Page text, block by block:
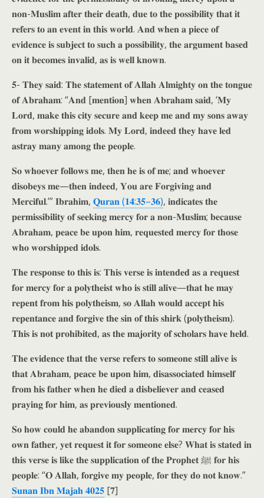
𝐧𝐨𝐧-𝐌𝐮𝐬𝐥𝐢𝐦 𝐚𝐟𝐭𝐞𝐫 𝐭𝐡𝐞𝐢𝐫 𝐝𝐞𝐚𝐭𝐡, 𝐝𝐮𝐞 𝐭𝐨 𝐭𝐡𝐞 𝐩𝐨𝐬𝐬𝐢𝐛𝐢𝐥𝐢𝐭𝐲 𝐭𝐡𝐚𝐭 𝐢𝐭
𝐫𝐞𝐟𝐞𝐫𝐬 𝐭𝐨 𝐚𝐧 𝐞𝐯𝐞𝐧𝐭 𝐢𝐧 𝐭𝐡𝐢𝐬 𝐰𝐨𝐫𝐥𝐝. 𝐀𝐧𝐝 𝐰𝐡𝐞𝐧 𝐚 𝐩𝐢𝐞𝐜𝐞 𝐨𝐟
𝐞𝐯𝐢𝐝𝐞𝐧𝐜𝐞 𝐢𝐬 𝐬𝐮𝐛𝐣𝐞𝐜𝐭 𝐭𝐨 𝐬𝐮𝐜𝐡 𝐚 𝐩𝐨𝐬𝐬𝐢𝐛𝐢𝐥𝐢𝐭𝐲, 𝐭𝐡𝐞 𝐚𝐫𝐠𝐮𝐦𝐞𝐧𝐭 𝐛𝐚𝐬𝐞𝐝
𝐨𝐧 𝐢𝐭 𝐛𝐞𝐜𝐨𝐦𝐞𝐬 𝐢𝐧𝐯𝐚𝐥𝐢𝐝, 𝐚𝐬 𝐢𝐬 𝐰𝐞𝐥𝐥 𝐤𝐧𝐨𝐰𝐧.
𝟓- 𝐓𝐡𝐞𝐲 𝐬𝐚𝐢𝐝: 𝐓𝐡𝐞 𝐬𝐭𝐚𝐭𝐞𝐦𝐞𝐧𝐭 𝐨𝐟 𝐀𝐥𝐥𝐚𝐡 𝐀𝐥𝐦𝐢𝐠𝐡𝐭𝐲 𝐨𝐧 𝐭𝐡𝐞 𝐭𝐨𝐧𝐠𝐮𝐞
𝐨𝐟 𝐀𝐛𝐫𝐚𝐡𝐚𝐦: “𝐀𝐧𝐝 [𝐦𝐞𝐧𝐭𝐢𝐨𝐧] 𝐰𝐡𝐞𝐧 𝐀𝐛𝐫𝐚𝐡𝐚𝐦 𝐬𝐚𝐢𝐝, ‘𝐌𝐲
𝐋𝐨𝐫𝐝, 𝐦𝐚𝐤𝐞 𝐭𝐡𝐢𝐬 𝐜𝐢𝐭𝐲 𝐬𝐞𝐜𝐮𝐫𝐞 𝐚𝐧𝐝 𝐤𝐞𝐞𝐩 𝐦𝐞 𝐚𝐧𝐝 𝐦𝐲 𝐬𝐨𝐧𝐬 𝐚𝐰𝐚𝐲
𝐟𝐫𝐨𝐦 𝐰𝐨𝐫𝐬𝐡𝐢𝐩𝐩𝐢𝐧𝐠 𝐢𝐝𝐨𝐥𝐬. 𝐌𝐲 𝐋𝐨𝐫𝐝, 𝐢𝐧𝐝𝐞𝐞𝐝 𝐭𝐡𝐞𝐲 𝐡𝐚𝐯𝐞 𝐥𝐞𝐝
𝐚𝐬𝐭𝐫𝐚𝐲 𝐦𝐚𝐧𝐲 𝐚𝐦𝐨𝐧𝐠 𝐭𝐡𝐞 𝐩𝐞𝐨𝐩𝐥𝐞.
𝐒𝐨 𝐰𝐡𝐨𝐞𝐯𝐞𝐫 𝐟𝐨𝐥𝐥𝐨𝐰𝐬 𝐦𝐞, 𝐭𝐡𝐞𝐧 𝐡𝐞 𝐢𝐬 𝐨𝐟 𝐦𝐞; 𝐚𝐧𝐝 𝐰𝐡𝐨𝐞𝐯𝐞𝐫
𝐝𝐢𝐬𝐨𝐛𝐞𝐲𝐬 𝐦𝐞—𝐭𝐡𝐞𝐧 𝐢𝐧𝐝𝐞𝐞𝐝, 𝐘𝐨𝐮 𝐚𝐫𝐞 𝐅𝐨𝐫𝐠𝐢𝐯𝐢𝐧𝐠 𝐚𝐧𝐝
𝐌𝐞𝐫𝐜𝐢𝐟𝐮𝐥.’” 𝐈𝐛𝐫𝐚𝐡𝐢𝐦, 𝐐𝐮𝐫𝐚𝐧 (𝟏𝟒:𝟑𝟓–𝟑𝟔), 𝐢𝐧𝐝𝐢𝐜𝐚𝐭𝐞𝐬 𝐭𝐡𝐞
𝐩𝐞𝐫𝐦𝐢𝐬𝐬𝐢𝐛𝐢𝐥𝐢𝐭𝐲 𝐨𝐟 𝐬𝐞𝐞𝐤𝐢𝐧𝐠 𝐦𝐞𝐫𝐜𝐲 𝐟𝐨𝐫 𝐚 𝐧𝐨𝐧-𝐌𝐮𝐬𝐥𝐢𝐦; 𝐛𝐞𝐜𝐚𝐮𝐬𝐞
𝐀𝐛𝐫𝐚𝐡𝐚𝐦, 𝐩𝐞𝐚𝐜𝐞 𝐛𝐞 𝐮𝐩𝐨𝐧 𝐡𝐢𝐦, 𝐫𝐞𝐪𝐮𝐞𝐬𝐭𝐞𝐝 𝐦𝐞𝐫𝐜𝐲 𝐟𝐨𝐫 𝐭𝐡𝐨𝐬𝐞
𝐰𝐡𝐨 𝐰𝐨𝐫𝐬𝐡𝐢𝐩𝐩𝐞𝐝 𝐢𝐝𝐨𝐥𝐬.
𝐓𝐡𝐞 𝐫𝐞𝐬𝐩𝐨𝐧𝐬𝐞 𝐭𝐨 𝐭𝐡𝐢𝐬 𝐢𝐬: 𝐓𝐡𝐢𝐬 𝐯𝐞𝐫𝐬𝐞 𝐢𝐬 𝐢𝐧𝐭𝐞𝐧𝐝𝐞𝐝 𝐚𝐬 𝐚 𝐫𝐞𝐪𝐮𝐞𝐬𝐭
𝐟𝐨𝐫 𝐦𝐞𝐫𝐜𝐲 𝐟𝐨𝐫 𝐚 𝐩𝐨𝐥𝐲𝐭𝐡𝐞𝐢𝐬𝐭 𝐰𝐡𝐨 𝐢𝐬 𝐬𝐭𝐢𝐥𝐥 𝐚𝐥𝐢𝐯𝐞—𝐭𝐡𝐚𝐭 𝐡𝐞 𝐦𝐚𝐲
𝐫𝐞𝐩𝐞𝐧𝐭 𝐟𝐫𝐨𝐦 𝐡𝐢𝐬 𝐩𝐨𝐥𝐲𝐭𝐡𝐞𝐢𝐬𝐦, 𝐬𝐨 𝐀𝐥𝐥𝐚𝐡 𝐰𝐨𝐮𝐥𝐝 𝐚𝐜𝐜𝐞𝐩𝐭 𝐡𝐢𝐬
𝐫𝐞𝐩𝐞𝐧𝐭𝐚𝐧𝐜𝐞 𝐚𝐧𝐝 𝐟𝐨𝐫𝐠𝐢𝐯𝐞 𝐭𝐡𝐞 𝐬𝐢𝐧 𝐨𝐟 𝐭𝐡𝐢𝐬 𝐬𝐡𝐢𝐫𝐤 (𝐩𝐨𝐥𝐲𝐭𝐡𝐞𝐢𝐬𝐦).
𝐓𝐡𝐢𝐬 𝐢𝐬 𝐧𝐨𝐭 𝐩𝐫𝐨𝐡𝐢𝐛𝐢𝐭𝐞𝐝, 𝐚𝐬 𝐭𝐡𝐞 𝐦𝐚𝐣𝐨𝐫𝐢𝐭𝐲 𝐨𝐟 𝐬𝐜𝐡𝐨𝐥𝐚𝐫𝐬 𝐡𝐚𝐯𝐞 𝐡𝐞𝐥𝐝.
𝐓𝐡𝐞 𝐞𝐯𝐢𝐝𝐞𝐧𝐜𝐞 𝐭𝐡𝐚𝐭 𝐭𝐡𝐞 𝐯𝐞𝐫𝐬𝐞 𝐫𝐞𝐟𝐞𝐫𝐬 𝐭𝐨 𝐬𝐨𝐦𝐞𝐨𝐧𝐞 𝐬𝐭𝐢𝐥𝐥 𝐚𝐥𝐢𝐯𝐞 𝐢𝐬
𝐭𝐡𝐚𝐭 𝐀𝐛𝐫𝐚𝐡𝐚𝐦, 𝐩𝐞𝐚𝐜𝐞 𝐛𝐞 𝐮𝐩𝐨𝐧 𝐡𝐢𝐦, 𝐝𝐢𝐬𝐚𝐬𝐬𝐨𝐜𝐢𝐚𝐭𝐞𝐝 𝐡𝐢𝐦𝐬𝐞𝐥𝐟
𝐟𝐫𝐨𝐦 𝐡𝐢𝐬 𝐟𝐚𝐭𝐡𝐞𝐫 𝐰𝐡𝐞𝐧 𝐡𝐞 𝐝𝐢𝐞𝐝 𝐚 𝐝𝐢𝐬𝐛𝐞𝐥𝐢𝐞𝐯𝐞𝐫 𝐚𝐧𝐝 𝐜𝐞𝐚𝐬𝐞𝐝
𝐩𝐫𝐚𝐲𝐢𝐧𝐠 𝐟𝐨𝐫 𝐡𝐢𝐦, 𝐚𝐬 𝐩𝐫𝐞𝐯𝐢𝐨𝐮𝐬𝐥𝐲 𝐦𝐞𝐧𝐭𝐢𝐨𝐧𝐞𝐝.
𝐒𝐨 𝐡𝐨𝐰 𝐜𝐨𝐮𝐥𝐝 𝐡𝐞 𝐚𝐛𝐚𝐧𝐝𝐨𝐧 𝐬𝐮𝐩𝐩𝐥𝐢𝐜𝐚𝐭𝐢𝐧𝐠 𝐟𝐨𝐫 𝐦𝐞𝐫𝐜𝐲 𝐟𝐨𝐫 𝐡𝐢𝐬
𝐨𝐰𝐧 𝐟𝐚𝐭𝐡𝐞𝐫, 𝐲𝐞𝐭 𝐫𝐞𝐪𝐮𝐞𝐬𝐭 𝐢𝐭 𝐟𝐨𝐫 𝐬𝐨𝐦𝐞𝐨𝐧𝐞 𝐞𝐥𝐬𝐞? 𝐖𝐡𝐚𝐭 𝐢𝐬 𝐬𝐭𝐚𝐭𝐞𝐝 𝐢𝐧
𝐭𝐡𝐢𝐬 𝐯𝐞𝐫𝐬𝐞 𝐢𝐬 𝐥𝐢𝐤𝐞 𝐭𝐡𝐞 𝐬𝐮𝐩𝐩𝐥𝐢𝐜𝐚𝐭𝐢𝐨𝐧 𝐨𝐟 𝐭𝐡𝐞 𝐏𝐫𝐨𝐩𝐡𝐞𝐭 ﷺ 𝐟𝐨𝐫 𝐡𝐢𝐬
𝐩𝐞𝐨𝐩𝐥𝐞: “𝐎 𝐀𝐥𝐥𝐚𝐡, 𝐟𝐨𝐫𝐠𝐢𝐯𝐞 𝐦𝐲 𝐩𝐞𝐨𝐩𝐥𝐞, 𝐟𝐨𝐫 𝐭𝐡𝐞𝐲 𝐝𝐨 𝐧𝐨𝐭 𝐤𝐧𝐨𝐰.”
𝐒𝐮𝐧𝐚𝐧 𝐈𝐛𝐧 𝐌𝐚𝐣𝐚𝐡 𝟒𝟎𝟐𝟓 [𝟕]